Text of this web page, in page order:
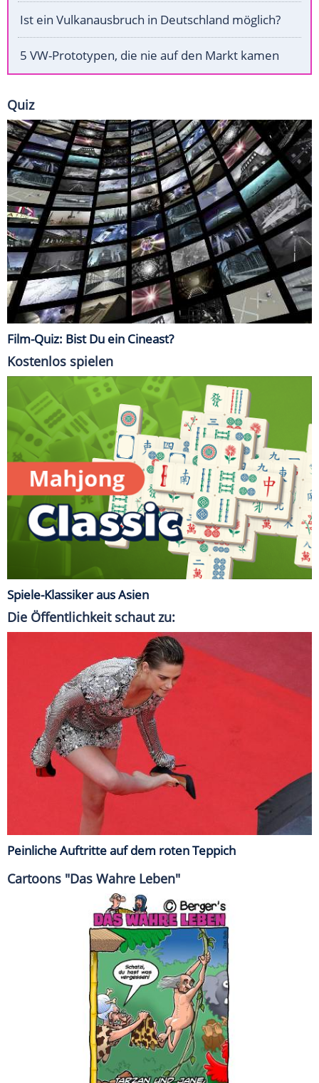
Ist ein Vulkanausbruch in Deutschland möglich?
5 VW-Prototypen, die nie auf den Markt kamen
Quiz
Film-Quiz: Bist Du ein Cineast?
Kostenlos spielen
Spiele-Klassiker aus Asien
Die Öffentlichkeit schaut zu:
Peinliche Auftritte auf dem roten Teppich
Cartoons "Das Wahre Leben"